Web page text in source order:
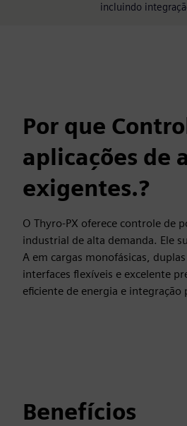
incluindo
Por que
aplicações de
exigentes.?
O Thyro‑PX oferece controle de
industrial de alta demanda. Ele
A em cargas monofásicas,
interfaces flexíveis e excelente
eficiente de energia e
Benefícios